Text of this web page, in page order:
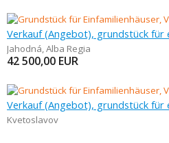
Verkauf (Angebot), grundstück für
Jahodná,Alba Regia
42 500,00 EUR
Verkauf (Angebot), grundstück für
Kvetoslavov